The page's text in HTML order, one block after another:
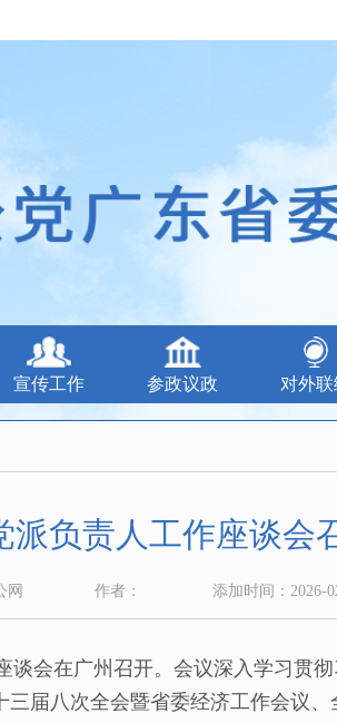
宣传工作 参政议政 对外联
派负责人工作座谈会
网 作者： 添加时间：2026-
会在广州召开。会议深入学习贯
届八次全会暨省委经济工作会议